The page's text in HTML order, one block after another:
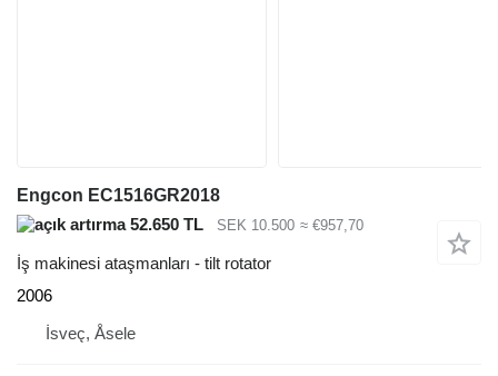
Engcon EC1516GR2018
52.650 TL
SEK 10.500 ≈ €957,70
İş makinesi ataşmanları - tilt rotator
2006
İsveç, Åsele